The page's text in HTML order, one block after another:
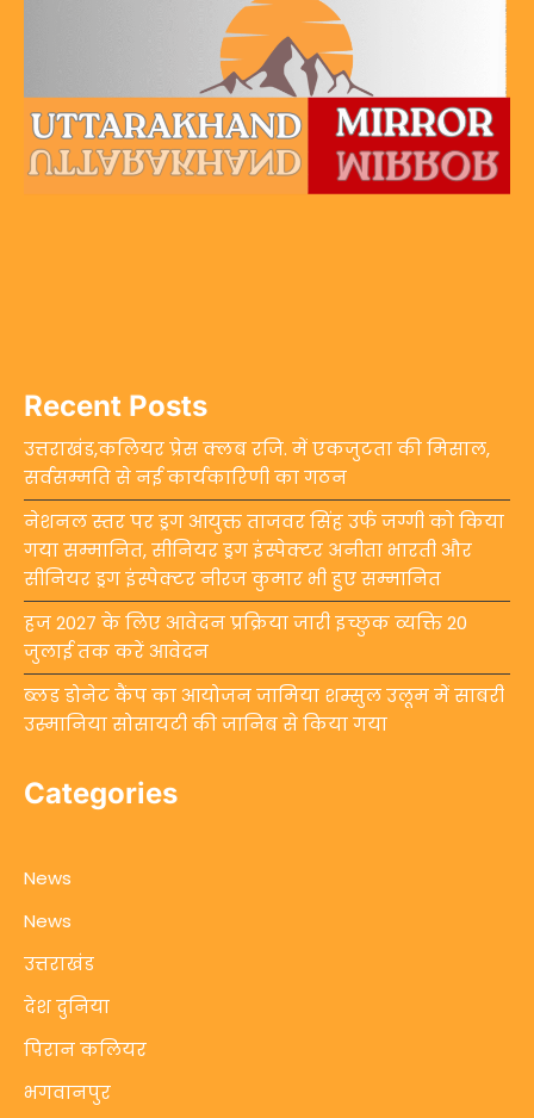
Recent Posts
उत्तराखंड,कलियर प्रेस क्लब रजि. में एकजुटता की मिसाल,
सर्वसम्मति से नई कार्यकारिणी का गठन
नेशनल स्तर पर ड्रग आयुक्त ताजवर सिंह उर्फ जग्गी को किया
गया सम्मानित, सीनियर ड्रग इंस्पेक्टर अनीता भारती और
सीनियर ड्रग इंस्पेक्टर नीरज कुमार भी हुए सम्मानित
हज 2027 के लिए आवेदन प्रक्रिया जारी इच्छुक व्यक्ति 20
जुलाई तक करें आवेदन
ब्लड डोनेट कैंप का आयोजन जामिया शम्सुल उलूम में साबरी
उस्मानिया सोसायटी की जानिब से किया गया
Categories
News
News
उत्तराखंड
देश दुनिया
पिरान कलियर
भगवानपुर